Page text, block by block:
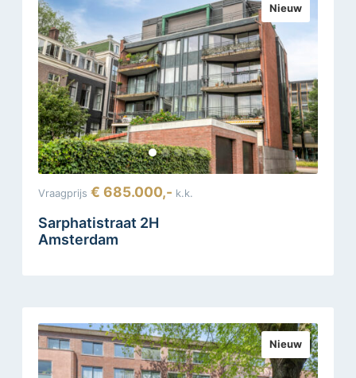
Nieuw
Vraagprijs € 685.000,- k.k.
Sarphatistraat 2H
Amsterdam
Nieuw